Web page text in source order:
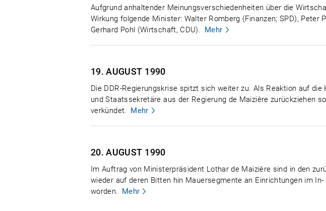
Aufgrund anhaltender Meinungsverschiedenheiten über die
Wirkung folgende Minister: Walter Romberg (Finanzen; SPD),
Gerhard Pohl (Wirtschaft, CDU).
Mehr
19. AUGUST 1990
Die DDR-Regierungskrise spitzt sich weiter zu. Als Reaktion auf
und Staatssekretäre aus der Regierung de Maizière zurückziehen
verkündet.
Mehr
20. AUGUST 1990
Im Auftrag von Ministerpräsident Lothar de Maizière sind in den
wieder auf deren Bitten hin Mauersegmente an Einrichtungen im
worden.
Mehr